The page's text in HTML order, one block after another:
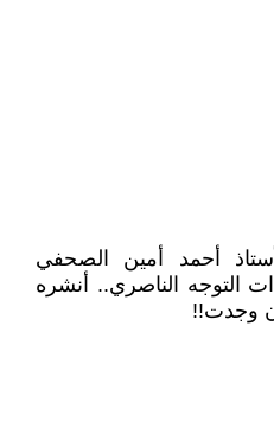
أحمد أمين الصحفي
التوجه الناصري.. أنشره
إن وجدت!!